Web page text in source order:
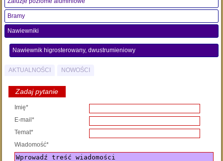
Bramy
Nawiewniki
Nawiewnik higrosterowany, dwustrumieniowy
AKTUALNOŚCI NOWOŚCI
Zadaj pytanie
Imię*
E-mail*
Temat*
Wiadomość*